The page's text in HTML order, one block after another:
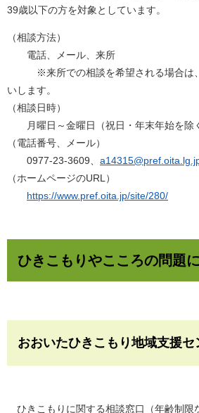
39歳以下の方を対象としています。
（相談方法）
電話、メール、来所
※来所での相談を希望される場合は、
いします。
（相談日時）
月曜日～金曜日（祝日・年末年始を除
（電話番号、メール）
0977-23-3609、
（ホームページのURL）
https://www.pref.oita.jp/site/280/
ひきこもりやこころの問題
おおいたひきこもり地域支援セ
ひきこもりに関する相談窓口（年齢制限